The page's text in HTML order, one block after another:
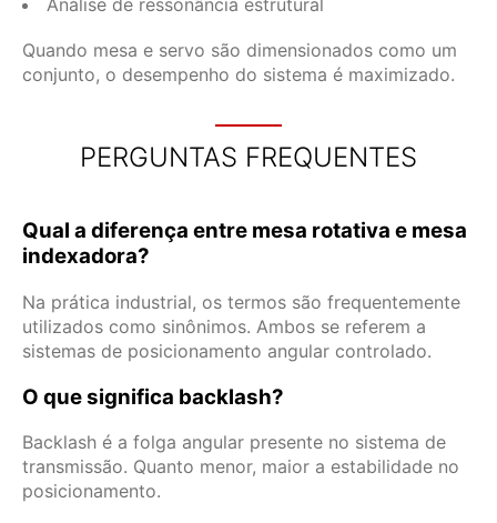
Análise de ressonância estrutural
Quando mesa e servo são dimensionados como um
conjunto, o desempenho do sistema é maximizado.
PERGUNTAS FREQUENTES
Qual a diferença entre mesa rotativa e mesa
indexadora?
Na prática industrial, os termos são frequentemente
utilizados como sinônimos. Ambos se referem a
sistemas de posicionamento angular controlado.
O que significa backlash?
Backlash é a folga angular presente no sistema de
transmissão. Quanto menor, maior a estabilidade no
posicionamento.